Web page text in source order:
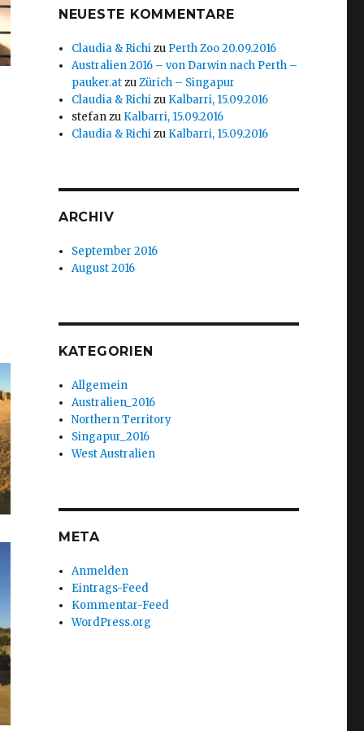
NEUESTE KOMMENTARE
Claudia & Richizu Perth Zoo 20.09.2016
Australien 2016 – von Darwin nach Perth –
pauker.atzuZürich – Singapur
Claudia & Richizu Kalbarri, 15.09.2016
stefanzu Kalbarri, 15.09.2016
Claudia & Richizu Kalbarri, 15.09.2016
ARCHIV
September 2016
August 2016
KATEGORIEN
Allgemein
Australien_2016
Northern Territory
Singapur_2016
West Australien
META
Anmelden
Eintrags-Feed
Kommentar-Feed
WordPress.org